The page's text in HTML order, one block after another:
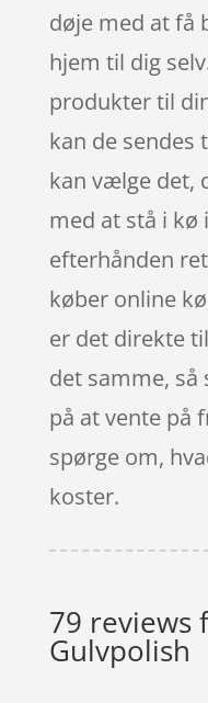
døje med at få
hjem til dig
produkter til
kan de sendes
kan vælge det,
med at stå i kø
efterhånden
køber online
er det direkte
det samme,
på at vente på
spørge om,
koster.
79 reviews
Gulvpolish